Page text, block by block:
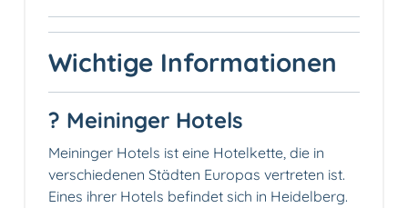
Wichtige Informationen
? Meininger Hotels
Meininger Hotels ist eine Hotelkette, die in
verschiedenen Städten Europas vertreten ist.
Eines ihrer Hotels befindet sich in Heidelberg.